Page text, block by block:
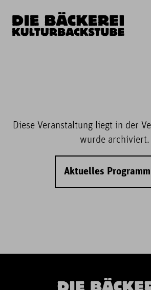
Diese Veranstaltung liegt in der
wurde archiviert.
Aktuelles Programm